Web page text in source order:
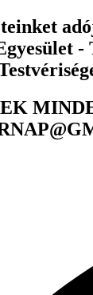
-